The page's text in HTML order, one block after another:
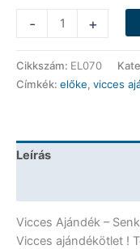
-
Előke
-
Senki
sem
-
mennyiség
+
Cikkszám: EL070
Címkék: előke, vicces
Leírás
Vicces Ajándék –
Vicces ajándékötlet !